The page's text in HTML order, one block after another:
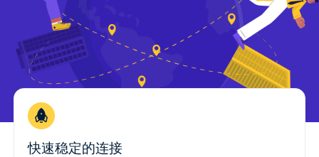
快速稳定的连接